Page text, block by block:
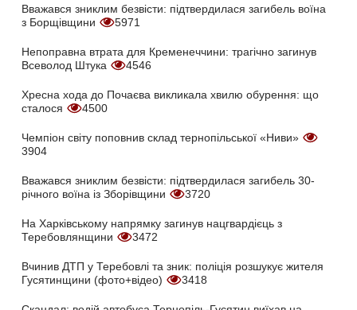
Вважався зниклим безвісти: підтвердилася загибель воїна
з Борщівщини
5971
Непоправна втрата для Кременеччини: трагічно загинув
Всеволод Штука
4546
Хресна хода до Почаєва викликала хвилю обурення: що
сталося
4500
Чемпіон світу поповнив склад тернопільської «Ниви»
3904
Вважався зниклим безвісти: підтвердилася загибель 30-
річного воїна із Зборівщини
3720
На Харківському напрямку загинув нацгвардієць з
Теребовлянщини
3472
Вчинив ДТП у Теребовлі та зник: поліція розшукує жителя
Гусятинщини (фото+відео)
3418